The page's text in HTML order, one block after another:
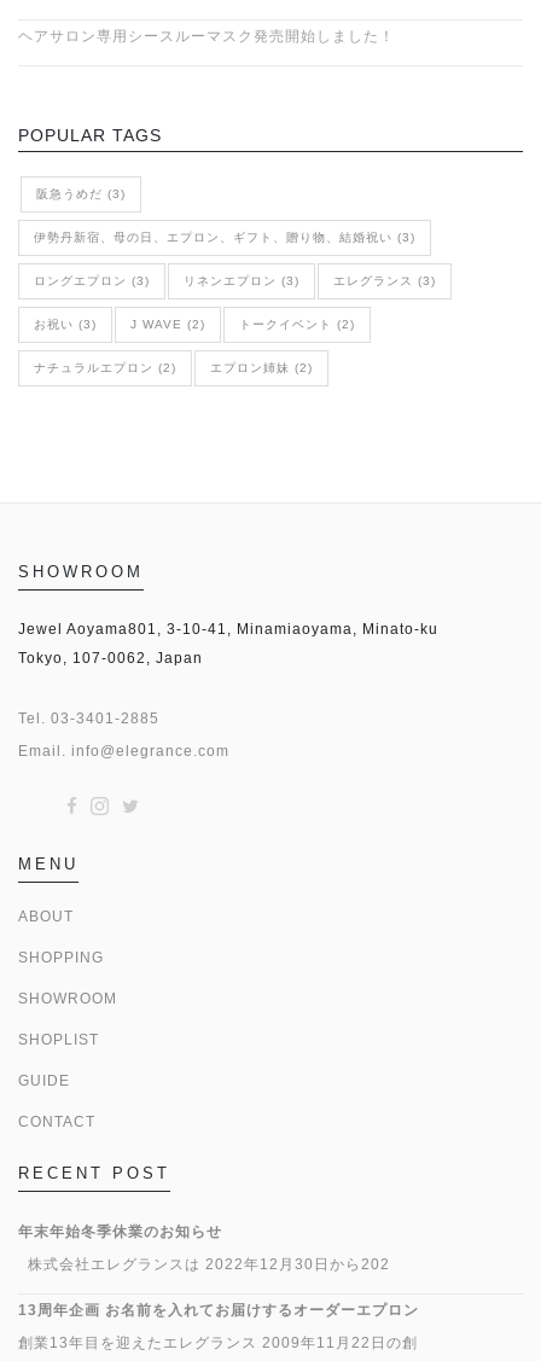
ヘアサロン専用シースルーマスク発売開始しました！
POPULAR TAGS
阪急うめだ (3)
伊勢丹新宿、母の日、エプロン、ギフト、贈り物、結婚祝い (3)
ロングエプロン (3) リネンエプロン (3) エレグランス (3)
お祝い (3) J WAVE (2) トークイベント (2)
ナチュラルエプロン (2) エプロン姉妹 (2)
SHOWROOM
Jewel Aoyama801, 3-10-41, Minamiaoyama, Minato-ku
Tokyo, 107-0062, Japan
Tel. 03-3401-2885
Email. info@elegrance.com
MENU
ABOUT
SHOPPING
SHOWROOM
SHOPLIST
GUIDE
CONTACT
RECENT POST
年末年始冬季休業のお知らせ
株式会社エレグランスは 2022年12月30日から202
13周年企画 お名前を入れてお届けするオーダーエプロン
創業13年目を迎えたエレグランス 2009年11月22日の創